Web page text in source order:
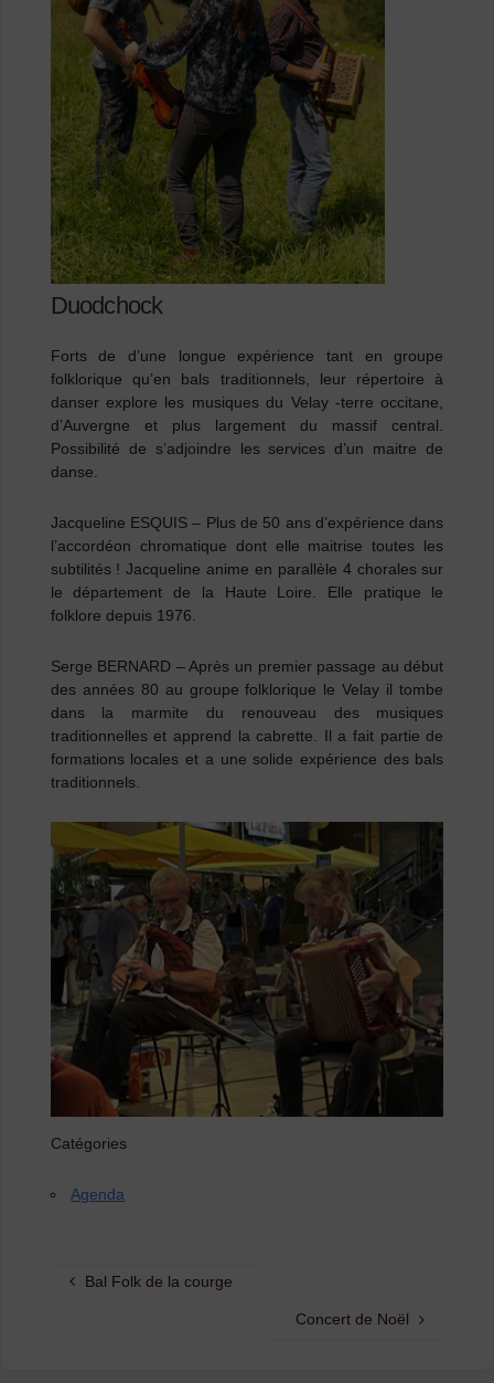
Duodchock
Forts de d’une longue expérience tant en groupe
folklorique qu’en bals traditionnels, leur répertoire à
danser explore les musiques du Velay -terre occitane,
d’Auvergne et plus largement du massif central.
Possibilité de s’adjoindre les services d’un maitre de
danse.
Jacqueline ESQUIS– Plus de 50 ans d’expérience dans
l’accordéon chromatique dont elle maitrise toutes les
subtilités ! Jacqueline anime en parallèle 4 chorales sur
le département de la Haute Loire. Elle pratique le
folklore depuis 1976.
Serge BERNARD – Après un premier passage au début
des années 80 au groupe folklorique le Velay il tombe
dans la marmite du renouveau des musiques
traditionnelles et apprend la cabrette. Il a fait partie de
formations locales et a une solide expérience des bals
traditionnels.
Catégories
Agenda
Bal Folk de la courge
Concert de Noël